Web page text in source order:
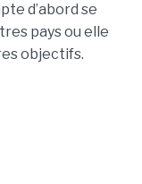
d’abord se
pays ou elle
objectifs.